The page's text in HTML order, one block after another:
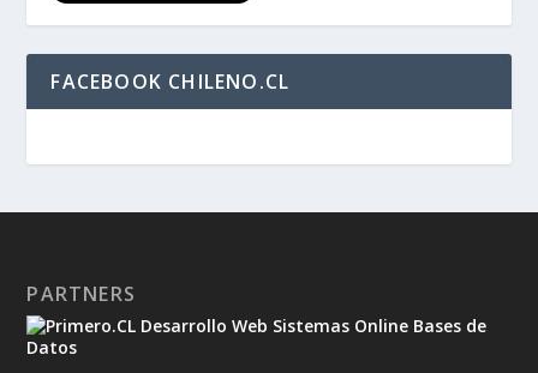
FACEBOOK CHILENO.CL
PARTNERS